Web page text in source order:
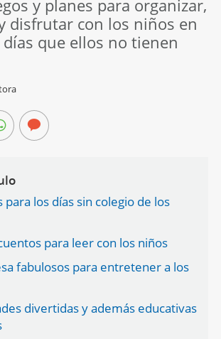
y planes para organizar,
disfrutar con los niños en
días que ellos no tienen
para los días sin colegio de los
para leer con los niños
fabulosos para entretener a los
divertidas y además educativas